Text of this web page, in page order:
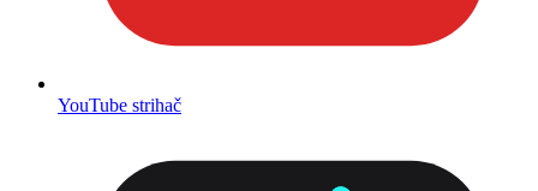
YouTube strihač